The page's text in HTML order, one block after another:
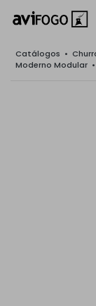
Catálogos •
Moderno Modular •